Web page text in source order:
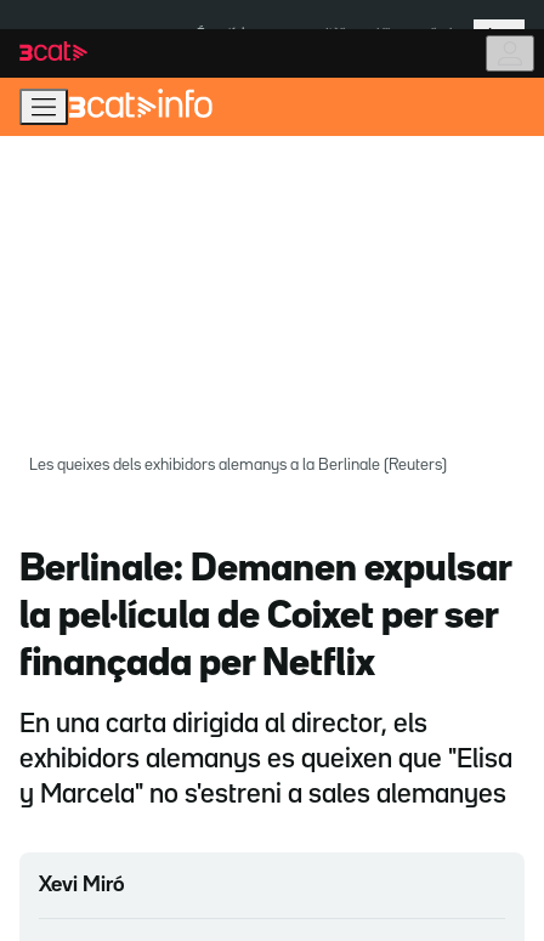
navegació
principal
contingut
Més
Les queixes dels exhibidors alemanys a la Berlinale (Reuters)
Berlinale: Demanen expulsar
la pel·lícula de Coixet per ser
finançada per Netflix
En una carta dirigida al director, els
exhibidors alemanys es queixen que "Elisa
y Marcela" no s'estreni a sales alemanyes
Xevi Miró